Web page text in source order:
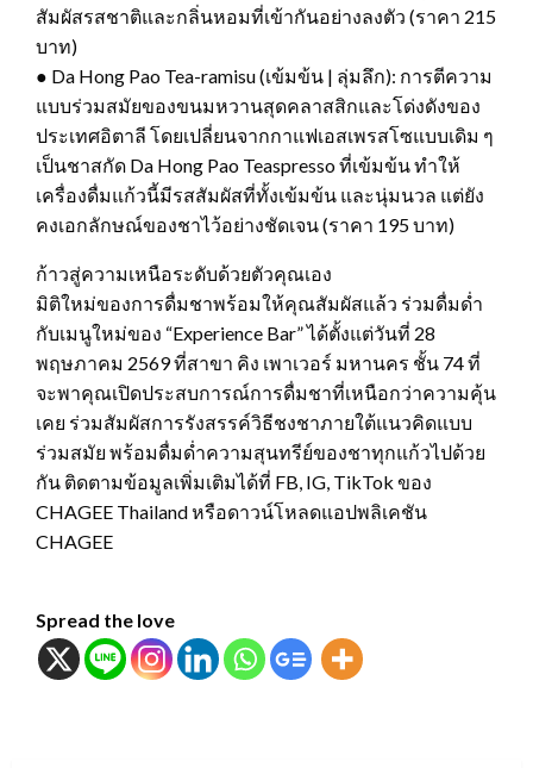
สัมผัสรสชาติและกลิ่นหอมที่เข้ากันอย่างลงตัว (ราคา 215
บาท)
● Da Hong Pao Tea-ramisu (เข้มข้น | ลุ่มลึก): การตีความ
แบบร่วมสมัยของขนมหวานสุดคลาสสิกและโด่งดังของ
ประเทศอิตาลี โดยเปลี่ยนจากกาแฟเอสเพรสโซแบบเดิม ๆ
เป็นชาสกัด Da Hong Pao Teaspresso ที่เข้มข้น ทำให้
เครื่องดื่มแก้วนี้มีรสสัมผัสที่ทั้งเข้มข้น และนุ่มนวล แต่ยัง
คงเอกลักษณ์ของชาไว้อย่างชัดเจน (ราคา 195 บาท)
ก้าวสู่ความเหนือระดับด้วยตัวคุณเอง
มิติใหม่ของการดื่มชาพร้อมให้คุณสัมผัสแล้ว ร่วมดื่มด่ำ
กับเมนูใหม่ของ “Experience Bar” ได้ตั้งแต่วันที่ 28
พฤษภาคม 2569 ที่สาขา คิง เพาเวอร์ มหานคร ชั้น 74 ที่
จะพาคุณเปิดประสบการณ์การดื่มชาที่เหนือกว่าความคุ้น
เคย ร่วมสัมผัสการรังสรรค์วิธีชงชาภายใต้แนวคิดแบบ
ร่วมสมัย พร้อมดื่มด่ำความสุนทรีย์ของชาทุกแก้วไปด้วย
กัน ติดตามข้อมูลเพิ่มเติมได้ที่ FB, IG, TikTok ของ
CHAGEE Thailand หรือดาวน์โหลดแอปพลิเคชัน
CHAGEE
Spread the love